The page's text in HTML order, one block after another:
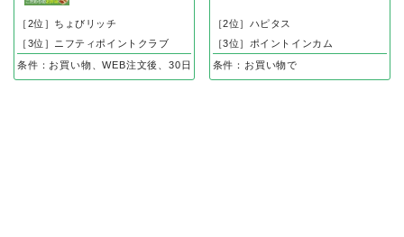
［2位］ちょびリッチ
［3位］ニフティポイントクラブ
条件：お買い物、WEB注文後、30日以内の入金確認で
［2位］ハピタス
［3位］ポイントインカム
条件：お買い物で